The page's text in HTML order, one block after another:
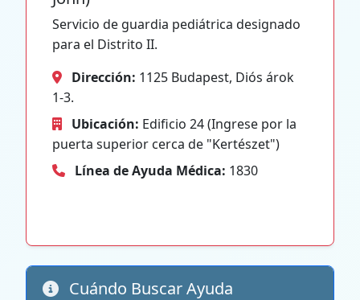
Servicio de guardia pediátrica designado
para el Distrito II.
Dirección: 1125 Budapest, Diós árok
1-3.
Ubicación: Edificio 24 (Ingrese por la
puerta superior cerca de "Kertészet")
Línea de Ayuda Médica: 1830
Cuándo Buscar Ayuda